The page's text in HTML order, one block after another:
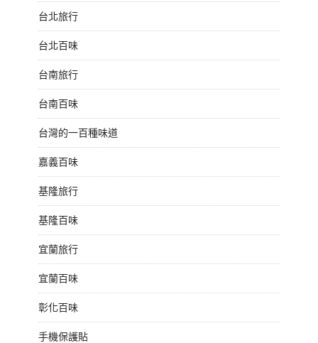
台北旅行
台北百味
台南旅行
台南百味
台灣的一百種味道
嘉義百味
基隆旅行
基隆百味
宜蘭旅行
宜蘭百味
彰化百味
手機保護貼